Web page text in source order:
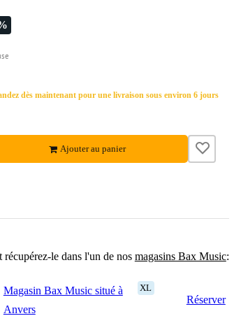
dès maintenant pour une livraison sous environ 6 jours
Ajouter au panier
récupérez-le dans l'un de nos magasins Bax Music:
Magasin Bax Music situé à
Anvers
XL
Réserver